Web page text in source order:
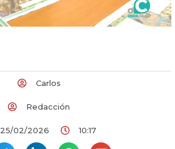
Carlos
Redacción
25/02/2026 10:17